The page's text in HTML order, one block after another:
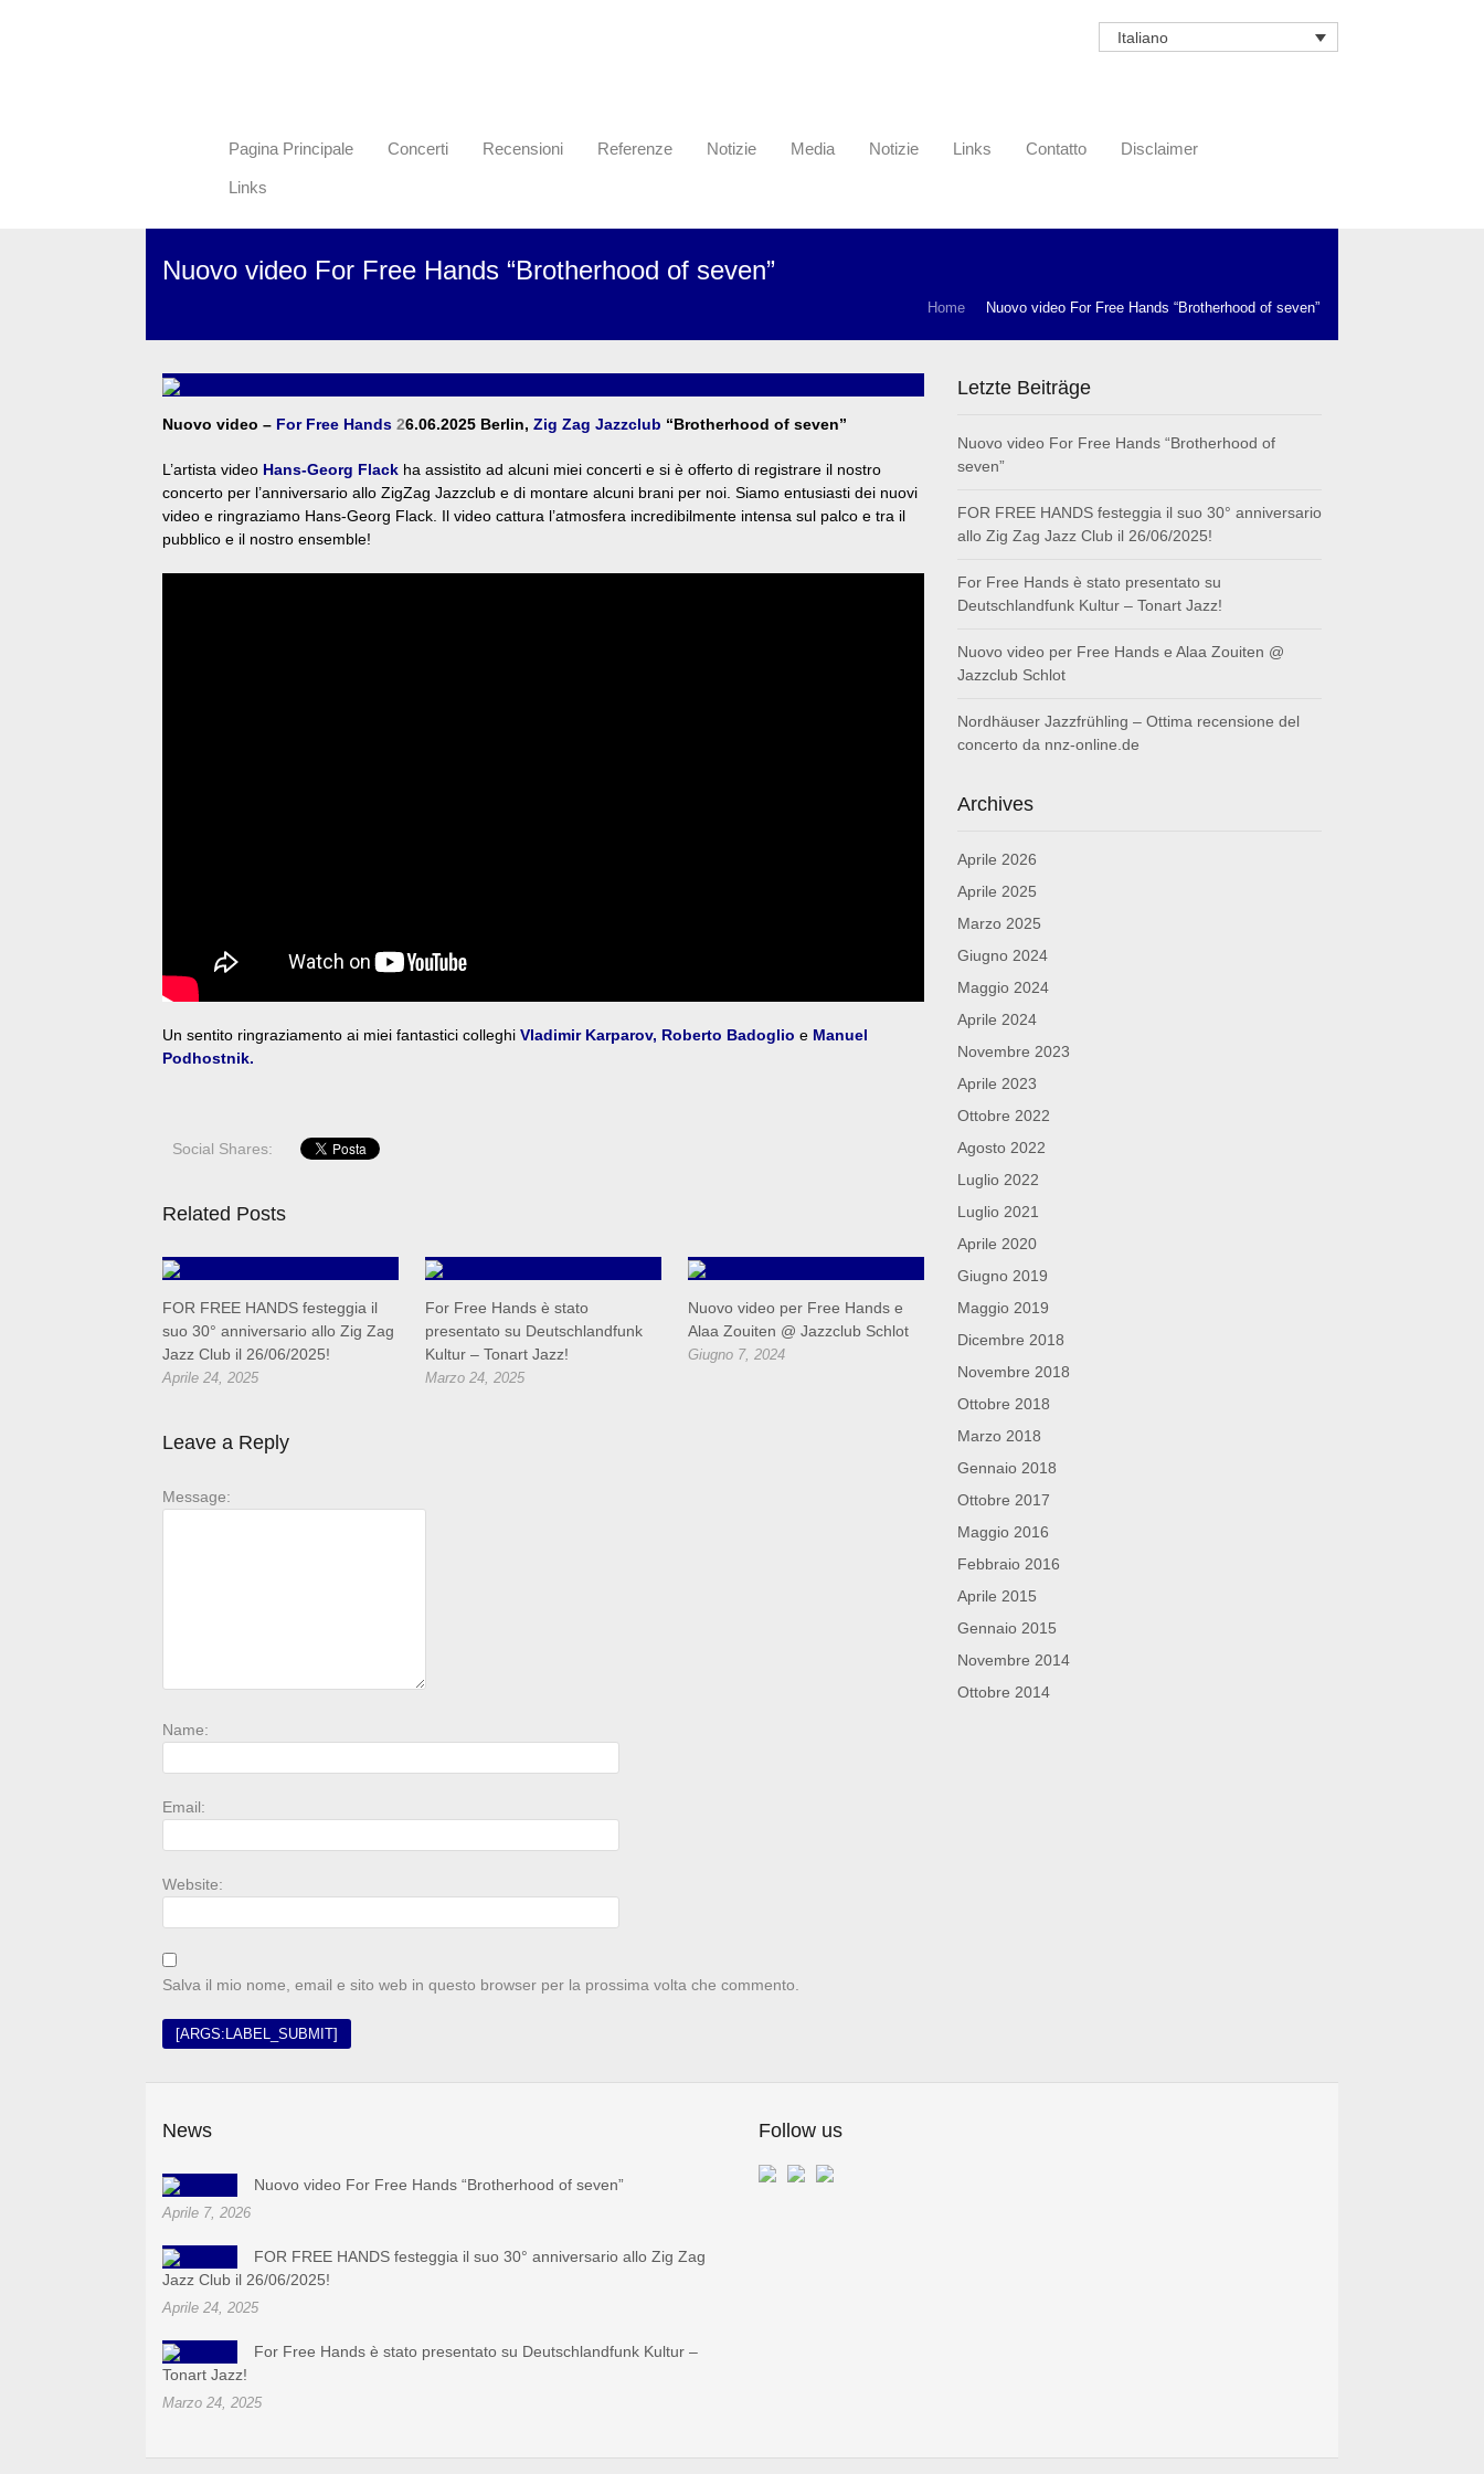
Italiano
Pagina Principale Concerti Recensioni Referenze Notizie Media Notizie Links Contatto Disclaimer
Links
Nuovo video For Free Hands “Brotherhood of seven”
Home Nuovo video For Free Hands “Brotherhood of seven”
Nuovo video – For Free Hands 26.06.2025 Berlin, Zig Zag Jazzclub “Brotherhood of seven”
L’artista video Hans-Georg Flack ha assistito ad alcuni miei concerti e si è offerto di registrare il nostro
concerto per l’anniversario allo ZigZag Jazzclub e di montare alcuni brani per noi. Siamo entusiasti dei nuovi
video e ringraziamo Hans-Georg Flack. Il video cattura l’atmosfera incredibilmente intensa sul palco e tra il
pubblico e il nostro ensemble!
Un sentito ringraziamento ai miei fantastici colleghi Vladimir Karparov, Roberto Badoglio e Manuel
Podhostnik.
Social Shares:
Related Posts
FOR FREE HANDS festeggia il
suo 30° anniversario allo Zig Zag
Jazz Club il 26/06/2025!
Aprile 24, 2025
For Free Hands è stato
presentato su Deutschlandfunk
Kultur – Tonart Jazz!
Marzo 24, 2025
Nuovo video per Free Hands e
Alaa Zouiten @ Jazzclub Schlot
Giugno 7, 2024
Leave a Reply
Message:
Name:
Email:
Website:
Salva il mio nome, email e sito web in questo browser per la prossima volta che commento.
Letzte Beiträge
Nuovo video For Free Hands “Brotherhood of
seven”
FOR FREE HANDS festeggia il suo 30° anniversario
allo Zig Zag Jazz Club il 26/06/2025!
For Free Hands è stato presentato su
Deutschlandfunk Kultur – Tonart Jazz!
Nuovo video per Free Hands e Alaa Zouiten @
Jazzclub Schlot
Nordhäuser Jazzfrühling – Ottima recensione del
concerto da nnz-online.de
Archives
Aprile 2026
Aprile 2025
Marzo 2025
Giugno 2024
Maggio 2024
Aprile 2024
Novembre 2023
Aprile 2023
Ottobre 2022
Agosto 2022
Luglio 2022
Luglio 2021
Aprile 2020
Giugno 2019
Maggio 2019
Dicembre 2018
Novembre 2018
Ottobre 2018
Marzo 2018
Gennaio 2018
Ottobre 2017
Maggio 2016
Febbraio 2016
Aprile 2015
Gennaio 2015
Novembre 2014
Ottobre 2014
News
Nuovo video For Free Hands “Brotherhood of seven”
Aprile 7, 2026
FOR FREE HANDS festeggia il suo 30° anniversario allo Zig Zag
Jazz Club il 26/06/2025!
Aprile 24, 2025
For Free Hands è stato presentato su Deutschlandfunk Kultur –
Tonart Jazz!
Marzo 24, 2025
Follow us